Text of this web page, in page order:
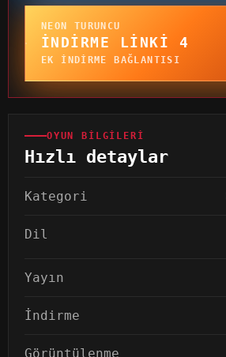
NEON TURUNCU
İNDIRME LINKI 4
EK INDIRME BAĞLANTISI
OYUN BILGILERI
Hızlı detaylar
Kategori
Dil
Yayın
İndirme
Görüntülenme